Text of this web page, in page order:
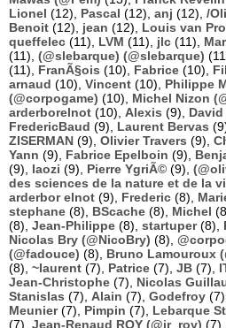
Lionel (12), Pascal (12), anj (12), /
Benoit (12), jean (12), Louis van
queffelec (11), LVM (11), jlc (11),
(11), (@slebarque) (@slebarque)
(11), FranÃ§ois (10), Fabrice (10),
arnaud (10), Vincent (10), Philippe
(@corpogame) (10), Michel Nizon
arderborelnot (10), Alexis (9), David
FredericBaud (9), Laurent Bervas
ZISERMAN (9), Olivier Travers (9),
Yann (9), Fabrice Epelboin (9),
(9), laozi (9), Pierre YgriÃ© (9),
des sciences de la nature et de la
arderbor elnot (9), Frederic (8),
stephane (8), BScache (8), Michel
(8), Jean-Philippe (8), startuper(8),
Nicolas Bry (@NicoBry) (8),
(@fadouce) (8), Bruno Lamouroux
(8), ~laurent (7), Patrice (7), JB (7),
Jean-Christophe (7), Nicolas
Stanislas (7), Alain (7), Godefroy (7),
Meunier(7), Pimpin (7), Lebarque
(7), Jean-Renaud ROY (@jr_roy) (7),